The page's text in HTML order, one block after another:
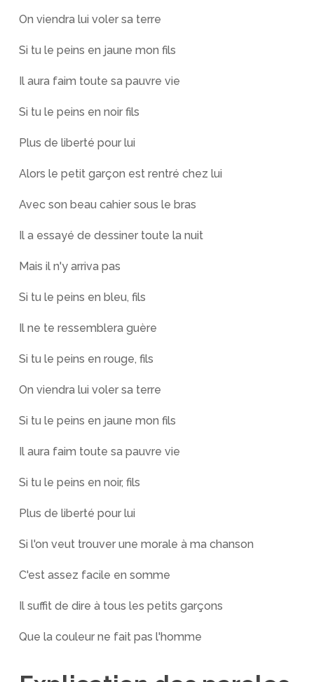
On viendra lui voler sa terre
Si tu le peins en jaune mon fils
Il aura faim toute sa pauvre vie
Si tu le peins en noir fils
Plus de liberté pour lui
Alors le petit garçon est rentré chez lui
Avec son beau cahier sous le bras
Il a essayé de dessiner toute la nuit
Mais il n'y arriva pas
Si tu le peins en bleu, fils
Il ne te ressemblera guère
Si tu le peins en rouge, fils
On viendra lui voler sa terre
Si tu le peins en jaune mon fils
Il aura faim toute sa pauvre vie
Si tu le peins en noir, fils
Plus de liberté pour lui
Si l'on veut trouver une morale à ma chanson
C'est assez facile en somme
Il suffit de dire à tous les petits garçons
Que la couleur ne fait pas l'homme